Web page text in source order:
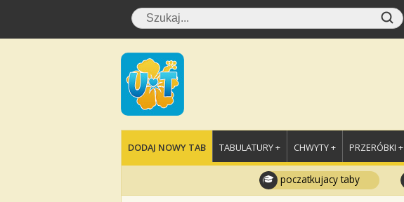
DODAJ NOWY TAB TABULATURY + CHWYTY + PRZERÓBKI +
poczatkujacy taby